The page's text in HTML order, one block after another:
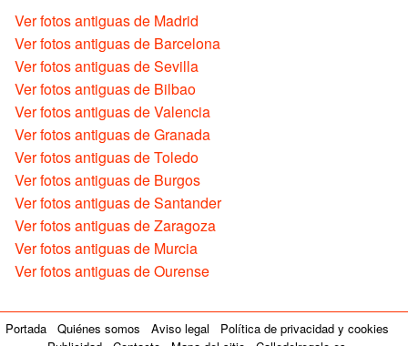
Ver fotos antiguas de Madrid
Ver fotos antiguas de Barcelona
Ver fotos antiguas de Sevilla
Ver fotos antiguas de Bilbao
Ver fotos antiguas de Valencia
Ver fotos antiguas de Granada
Ver fotos antiguas de Toledo
Ver fotos antiguas de Burgos
Ver fotos antiguas de Santander
Ver fotos antiguas de Zaragoza
Ver fotos antiguas de Murcia
Ver fotos antiguas de Ourense
Portada Quiénes somos Aviso legal
Política de privacidad y cookies